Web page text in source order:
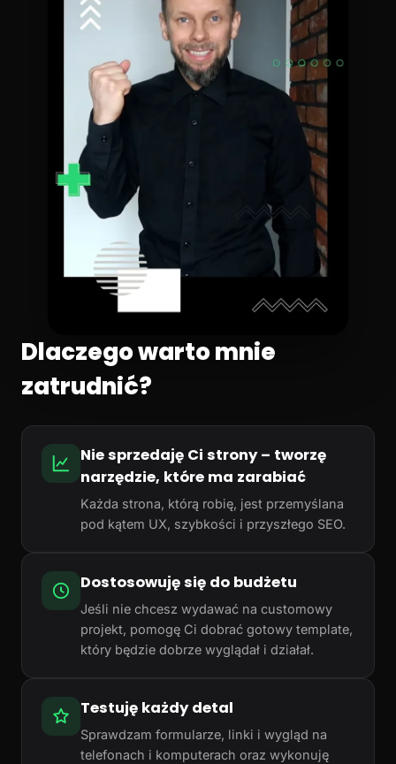
Dlaczego warto mnie
zatrudnić?
Nie sprzedaję Ci strony – tworzę
narzędzie, które ma zarabiać
Każda strona, którą robię, jest przemyślana
pod kątem UX, szybkości i przyszłego SEO.
Dostosowuję się do budżetu
Jeśli nie chcesz wydawać na customowy
projekt, pomogę Ci dobrać gotowy template,
który będzie dobrze wyglądał i działał.
Testuję każdy detal
Sprawdzam formularze, linki i wygląd na
telefonach i komputerach oraz wykonuję